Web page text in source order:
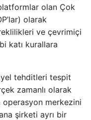
olan Çok
olarak
ve çevrimiçi
katı kurallara
tehditleri tespit
zamanlı olarak
operasyon merkezini
şirketi ayrı bir